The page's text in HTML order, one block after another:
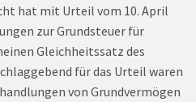
hat mit Urteil vom 10. April
zur Grundsteuer für
Gleichheitssatz des
für das Urteil waren
von Grundvermögen